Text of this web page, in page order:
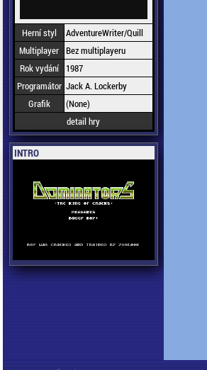
Herní styl
AdventureWriter/Quill
Multiplayer Bez multiplayeru
Rok vydání
1987
Programátor Jack A. Lockerby
Grafik
(None)
detail hry
INTRO